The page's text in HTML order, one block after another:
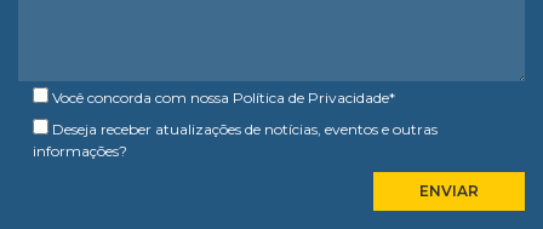
Você concorda com nossa Política de Privacidade*
Deseja receber atualizações de notícias, eventos e outras
informações?